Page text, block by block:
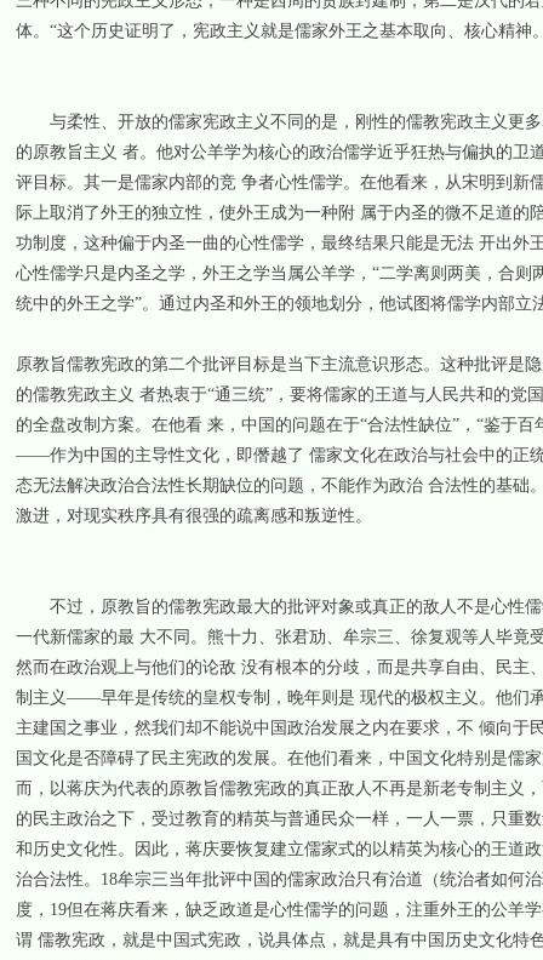
体。“这个历史证明了，宪政主义就是儒家外王之基本取向、核心精神
与柔性、开放的儒家宪政主义不同的是，刚性的儒教宪政主义更多
的原教旨主义 者。他对公羊学为核心的政治儒学近乎狂热与偏执的
评目标。其一是儒家内部的竞 争者心性儒学。在他看来，从宋明到
际上取消了外王的独立性，使外王成为一种附 属于内圣的微不足道
功制度，这种偏于内圣一曲的心性儒学，最终结果只能是无法 开出
心性儒学只是内圣之学，外王之学当属公羊学，“二学离则两美，合
统中的外王之学”。通过内圣和外王的领地划分，他试图将儒学内部
原教旨儒教宪政的第二个批评目标是当下主流意识形态。这种批评是
的儒教宪政主义 者热衷于“通三统”，要将儒家的王道与人民共和的党
的全盘改制方案。在他看 来，中国的问题在于“合法性缺位”，“鉴
——作为中国的主导性文化，即僭越了 儒家文化在政治与社会中的正
态无法解决政治合法性长期缺位的问题，不能作为政治 合法性的基
激进，对现实秩序具有很强的疏离感和叛逆性。
不过，原教旨的儒教宪政最大的批评对象或真正的敌人不是心性儒
一代新儒家的最 大不同。熊十力、张君劢、牟宗三、徐复观等人毕竟
然而在政治观上与他们的论敌 没有根本的分歧，而是共享自由、民
制主义——早年是传统的皇权专制，晚年则是 现代的极权主义。他们
主建国之事业，然我们却不能说中国政治发展之内在要求，不 倾向
国文化是否障碍了民主宪政的发展。在他们看来，中国文化特别是儒
而，以蒋庆为代表的原教旨儒教宪政的真正敌人不再是新老专制主义
的民主政治之下，受过教育的精英与普通民众一样，一人一票，只重
和历史文化性。因此，蒋庆要恢复建立儒家式的以精英为核心的王道
治合法性。18牟宗三当年批评中国的儒家政治只有治道（统治者如何
度，19但在蒋庆看来，缺乏政道是心性儒学的问题，注重外王的公羊
谓 儒教宪政，就是中国式宪政，说具体点，就是具有中国历史文化特